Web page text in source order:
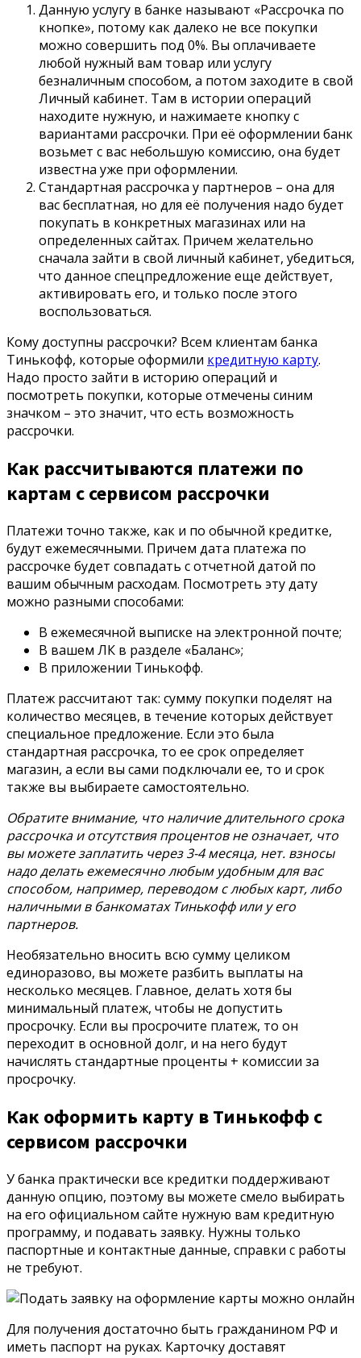
Данную услугу в банке называют «Рассрочка по
кнопке», потому как далеко не все покупки
можно совершить под 0%. Вы оплачиваете
любой нужный вам товар или услугу
безналичным способом, а потом заходите в свой
Личный кабинет. Там в истории операций
находите нужную, и нажимаете кнопку с
вариантами рассрочки. При её оформлении банк
возьмет с вас небольшую комиссию, она будет
известна уже при оформлении.
Стандартная рассрочка у партнеров – она для
вас бесплатная, но для её получения надо будет
покупать в конкретных магазинах или на
определенных сайтах. Причем желательно
сначала зайти в свой личный кабинет, убедиться,
что данное спецпредложение еще действует,
активировать его, и только после этого
воспользоваться.
Кому доступны рассрочки? Всем клиентам банка
Тинькофф, которые оформили кредитную карту.
Надо просто зайти в историю операций и
посмотреть покупки, которые отмечены синим
значком – это значит, что есть возможность
рассрочки.
Как рассчитываются платежи по
картам с сервисом рассрочки
Платежи точно также, как и по обычной кредитке,
будут ежемесячными. Причем дата платежа по
рассрочке будет совпадать с отчетной датой по
вашим обычным расходам. Посмотреть эту дату
можно разными способами:
В ежемесячной выписке на электронной почте;
В вашем ЛК в разделе «Баланс»;
В приложении Тинькофф.
Платеж рассчитают так: сумму покупки поделят на
количество месяцев, в течение которых действует
специальное предложение. Если это была
стандартная рассрочка, то ее срок определяет
магазин, а если вы сами подключали ее, то и срок
также вы выбираете самостоятельно.
Обратите внимание, что наличие длительного срока
рассрочка и отсутствия процентов не означает, что
вы можете заплатить через 3-4 месяца, нет. взносы
надо делать ежемесячно любым удобным для вас
способом, например, переводом с любых карт, либо
наличными в банкоматах Тинькофф или у его
партнеров.
Необязательно вносить всю сумму целиком
единоразово, вы можете разбить выплаты на
несколько месяцев. Главное, делать хотя бы
минимальный платеж, чтобы не допустить
просрочку. Если вы просрочите платеж, то он
переходит в основной долг, и на него будут
начислять стандартные проценты + комиссии за
просрочку.
Как оформить карту в Тинькофф с
сервисом рассрочки
У банка практически все кредитки поддерживают
данную опцию, поэтому вы можете смело выбирать
на его официальном сайте нужную вам кредитную
программу, и подавать заявку. Нужны только
паспортные и контактные данные, справки с работы
не требуют.
Для получения достаточно быть гражданином РФ и
иметь паспорт на руках. Карточку доставят